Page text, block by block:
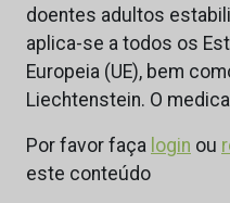
doentes adultos
aplica-se a todos os
Europeia (UE), bem
Liechtenstein. O
Por favor faça login ou
este conteúdo